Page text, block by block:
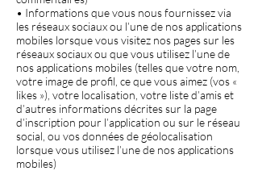
• Informations que vous nous fournissez via
les réseaux sociaux ou l’une de nos applications
mobiles lorsque vous visitez nos pages sur les
réseaux sociaux ou que vous utilisez l’une de
nos applications mobiles (telles que votre nom,
votre image de profil, ce que vous aimez (vos «
likes »), votre localisation, votre liste d’amis et
d’autres informations décrites sur la page
d’inscription pour l’application ou sur le réseau
social, ou vos données de géolocalisation
lorsque vous utilisez l’une de nos applications
mobiles)